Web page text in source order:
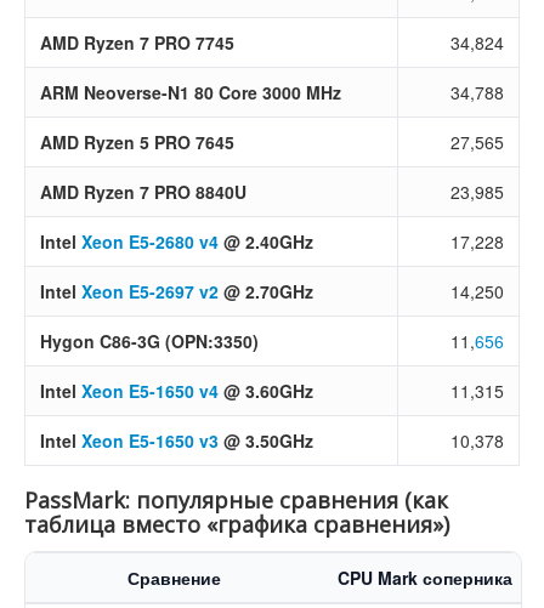
AMD Ryzen 7 PRO 7745 34,824
ARM Neoverse-N1 80 Core 3000 MHz 34,788
AMD Ryzen 5 PRO 7645 27,565
AMD Ryzen 7 PRO 8840U 23,985
Intel Xeon E5-2680 v4 @ 2.40GHz 17,228
Intel Xeon E5-2697 v2 @ 2.70GHz 14,250
Hygon C86-3G (OPN:3350) 11,656
Intel Xeon E5-1650 v4 @ 3.60GHz 11,315
Intel Xeon E5-1650 v3 @ 3.50GHz 10,378
PassMark: популярные сравнения (как
таблица вместо «графика сравнения»)
Сравнение CPU Mark соперника